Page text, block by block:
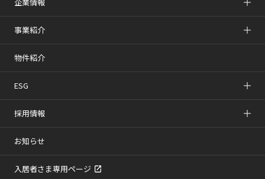
事業紹介
物件紹介
ESG
採用情報
お知らせ
入居者さま専用ページ